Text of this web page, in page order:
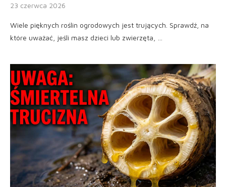
23 czerwca 2026
Wiele pięknych roślin ogrodowych jest trujących. Sprawdź, na
które uważać, jeśli masz dzieci lub zwierzęta, …